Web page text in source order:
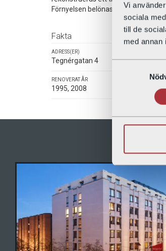
Vi
sociala
till de
med annan
Förnyelsen belönas med ett
Fakta
ADRESS(ER)
Tegnérgatan 4
RENOVERAT ÅR
1995, 2008